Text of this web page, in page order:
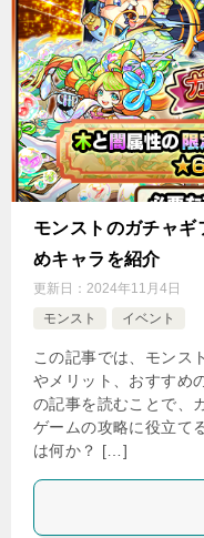
モンストのガチャ
めキャラを紹介
更新日： 2024年11月4日
モンスト
イベント
この記事では、モンス
やメリット、おすすめ
の記事を読むことで、
ゲームの攻略に役立て
は何か？ […]